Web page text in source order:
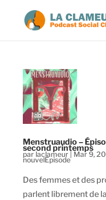
Menstruaudio –
second printemps
par laclameur| Mar 9,
nouvelEpisode
Des femmes et des
parlent librement de